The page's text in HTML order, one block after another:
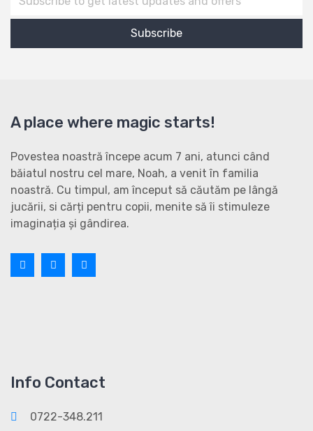
A place where magic starts!
Povestea noastră începe acum 7 ani, atunci când
băiatul nostru cel mare, Noah, a venit în familia
noastră. Cu timpul, am început să căutăm pe lângă
jucării, si cărți pentru copii, menite să îi stimuleze
imaginația și gândirea.
Info Contact
0722-348.211